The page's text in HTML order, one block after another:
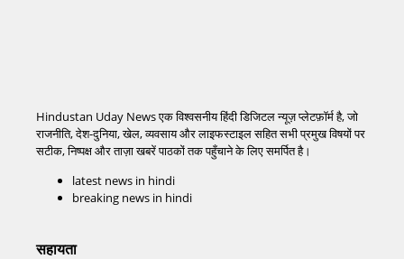
Hindustan Uday News एक विश्वसनीय हिंदी डिजिटल न्यूज़ प्लेटफ़ॉर्म है, जो
राजनीति, देश-दुनिया, खेल, व्यवसाय और लाइफस्टाइल सहित सभी प्रमुख विषयों पर
सटीक, निष्पक्ष और ताज़ा खबरें पाठकों तक पहुँचाने के लिए समर्पित है।
latest news in hindi
breaking news in hindi
सहायता